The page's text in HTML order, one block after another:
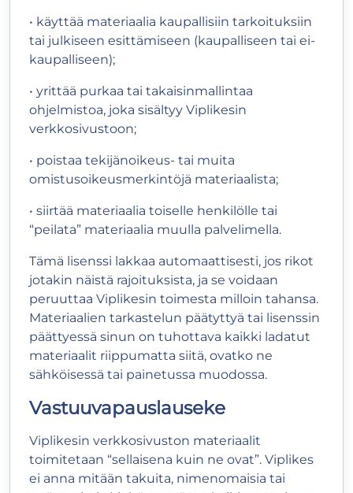
• käyttää materiaalia kaupallisiin tarkoituksiin
tai julkiseen esittämiseen (kaupalliseen tai ei-
kaupalliseen);
• yrittää purkaa tai takaisinmallintaa
ohjelmistoa, joka sisältyy Viplikesin
verkkosivustoon;
• poistaa tekijänoikeus- tai muita
omistusoikeusmerkintöjä materiaalista;
• siirtää materiaalia toiselle henkilölle tai
“peilata” materiaalia muulla palvelimella.
Tämä lisenssi lakkaa automaattisesti, jos rikot
jotakin näistä rajoituksista, ja se voidaan
peruuttaa Viplikesin toimesta milloin tahansa.
Materiaalien tarkastelun päätyttyä tai lisenssin
päättyessä sinun on tuhottava kaikki ladatut
materiaalit riippumatta siitä, ovatko ne
sähköisessä tai painetussa muodossa.
Vastuuvapauslauseke
Viplikesin verkkosivuston materiaalit
toimitetaan “sellaisena kuin ne ovat”. Viplikes
ei anna mitään takuita, nimenomaisia tai